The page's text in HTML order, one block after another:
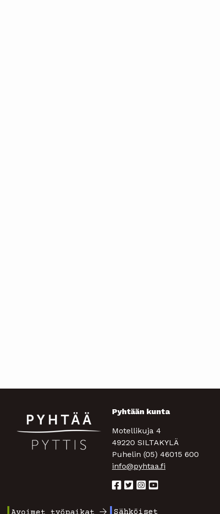
Pyhtään kunta
Motellikuja 4
49220 SILTAKYLÄ
Puhelin (05) 46015 600
info@pyhtaa.fi
Sähköiset